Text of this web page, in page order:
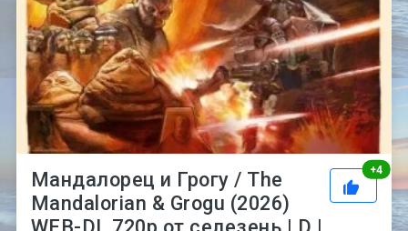
+4
Мандалорец и Грогу / The
Mandalorian & Grogu (2026)